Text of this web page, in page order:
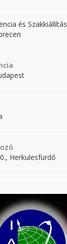
és Szakkiállítás
Herkulesfürdő